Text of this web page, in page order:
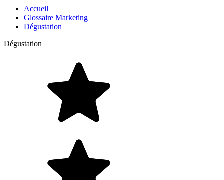
Accueil
Glossaire Marketing
Dégustation
Dégustation